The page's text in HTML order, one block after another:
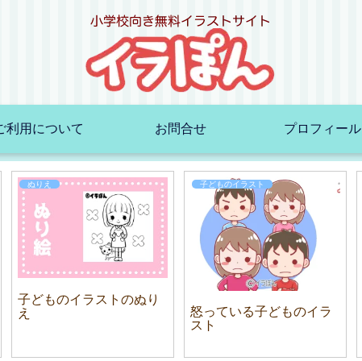
利用について お問合せ プロフィール
ぬりえ
子どものイラストのぬり
え
子どものイラスト
怒っている子どものイラ
スト